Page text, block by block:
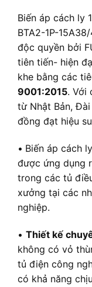
Biến áp cách ly
BTA2-1P-
độc quyền bởi
tiên tiến- hiện
khe bằng các
9001:2015. Với
từ Nhật Bản,
đồng đạt hiệu
• Biến áp cách
được ứng dụng
trong các tủ
xưởng tại các
nghiệp.
• Thiết kế
không có vỏ
tủ điện công
có khả năng